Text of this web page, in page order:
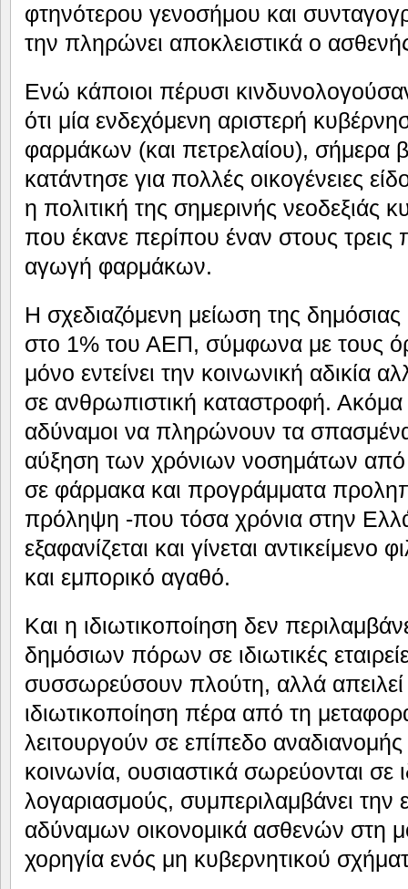
φτηνότερου γενοσήμου και
την πληρώνει αποκλειστικά ο
Ενώ κάποιοι πέρυσι
ότι μία ενδεχόμενη αριστερή
φαρμάκων (και πετρελαίου), σήμερα
κατάντησε για πολλές οικογένειες
η πολιτική της σημερινής νεοδεξιάς
που έκανε περίπου έναν στους τρεις
αγωγή φαρμάκων.
Η σχεδιαζόμενη μείωση της
στο 1% του ΑΕΠ, σύμφωνα με τους
μόνο εντείνει την κοινωνική αδικία
σε ανθρωπιστική καταστροφή. Ακόμα
αδύναμοι να πληρώνουν τα
αύξηση των χρόνιων νοσημάτων
σε φάρμακα και προγράμματα
πρόληψη -που τόσα χρόνια στην
εξαφανίζεται και γίνεται
και εμπορικό αγαθό.
Και η ιδιωτικοποίηση δεν
δημόσιων πόρων σε ιδιωτικές
συσσωρεύσουν πλούτη, αλλά
ιδιωτικοποίηση πέρα από τη
λειτουργούν σε επίπεδο
κοινωνία, ουσιαστικά σωρεύονται σε
λογαριασμούς, συμπεριλαμβάνει την
αδύναμων οικονομικά ασθενών στη
χορηγία ενός μη κυβερνητικού